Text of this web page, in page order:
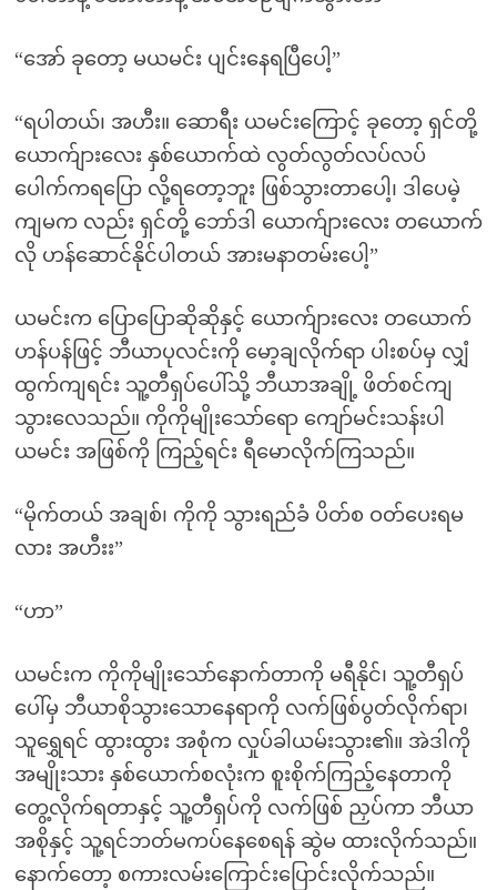
“အော် ခုတော့ မယမင်း ပျင်းနေရပြီပေါ့”
“ရပါတယ်၊ အဟီး။ ဆောရီး ယမင်းကြောင့် ခုတော့ ရှင်တို့
ယောက်ျားလေး နှစ်ယောက်ထဲ လွတ်လွတ်လပ်လပ်
ပေါက်ကရပြော လို့ရတော့ဘူး ဖြစ်သွားတာပေါ့၊ ဒါပေမဲ့
ကျမက လည်း ရှင်တို့ ဘော်ဒါ ယောက်ျားလေး တယောက်
လို ဟန်ဆောင်နိုင်ပါတယ် အားမနာတမ်းပေါ့”
ယမင်းက ပြောပြောဆိုဆိုနှင့် ယောက်ျားလေး တယောက်
ဟန်ပန်ဖြင့် ဘီယာပုလင်းကို မော့ချလိုက်ရာ ပါးစပ်မှ လျှံ
ထွက်ကျရင်း သူ့တီရှပ်ပေါ်သို့ ဘီယာအချို့ ဖိတ်စင်ကျ
သွားလေသည်။ ကိုကိုမျိုးသော်ရော ကျော်မင်းသန်းပါ
ယမင်း အဖြစ်ကို ကြည့်ရင်း ရီမောလိုက်ကြသည်။
“မိုက်တယ် အချစ်၊ ကိုကို သွားရည်ခံ ပိတ်စ ဝတ်ပေးရမ
လား အဟီးး”
“ဟာ”
ယမင်းက ကိုကိုမျိုးသော်နောက်တာကို မရီနိုင်၊ သူ့တီရှပ်
ပေါ်မှ ဘီယာစိုသွားသောနေရာကို လက်ဖြစ်ပွတ်လိုက်ရာ၊
သူရွှေရင် ထွားထွား အစုံက လှုပ်ခါယမ်းသွား၏။ အဲဒါကို
အမျိုးသား နှစ်ယောက်စလုံးက စူးစိုက်ကြည့်နေတာကို
တွေ့လိုက်ရတာနှင့် သူ့တီရှပ်ကို လက်ဖြစ် ညှပ်ကာ ဘီယာ
အစိုနှင့် သူ့ရင်ဘတ်မကပ်နေစေရန် ဆွဲမ ထားလိုက်သည်။
နောက်တော့ စကားလမ်းကြောင်းပြောင်းလိုက်သည်။